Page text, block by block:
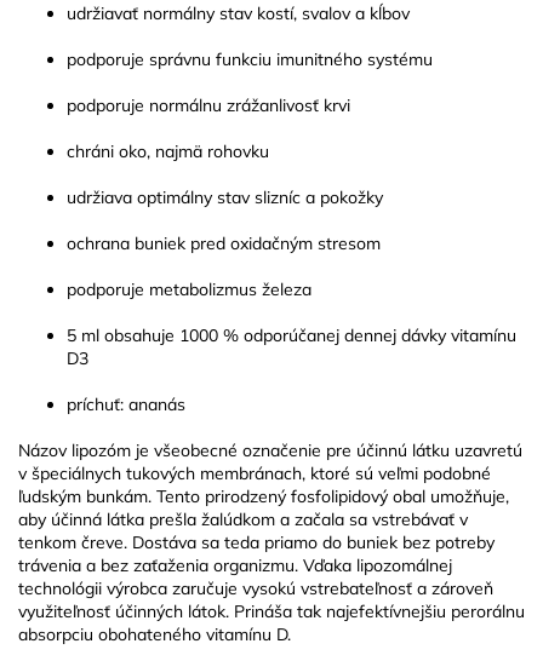
udržiavať normálny stav kostí, svalov a kĺbov
podporuje správnu funkciu imunitného systému
podporuje normálnu zrážanlivosť krvi
chráni oko, najmä rohovku
udržiava optimálny stav slizníc a pokožky
ochrana buniek pred oxidačným stresom
podporuje metabolizmus železa
5 ml obsahuje 1000 % odporúčanej dennej dávky vitamínu
D3
príchuť: ananás
Názov lipozóm je všeobecné označenie pre účinnú látku uzavretú
v špeciálnych tukových membránach, ktoré sú veľmi podobné
ľudským bunkám. Tento prirodzený fosfolipidový obal umožňuje,
aby účinná látka prešla žalúdkom a začala sa vstrebávať v
tenkom čreve. Dostáva sa teda priamo do buniek bez potreby
trávenia a bez zaťaženia organizmu. Vďaka lipozomálnej
technológii výrobca zaručuje vysokú vstrebateľnosť a zároveň
využiteľnosť účinných látok. Prináša tak najefektívnejšiu perorálnu
absorpciu obohateného vitamínu D.